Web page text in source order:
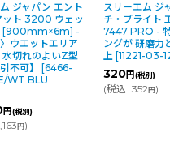
ジャパン エント
ット 3200 ウェッ
[900mm×6m] -
〉ウエットエリア
水切れのよいZ型
不可】
[6466-
WT BLU
円(税別)
円)
スリーエム ジ
チ・ブライト
7447 PRO -
ングが 研磨力
上 [11221-03-
320円(税別)
(税込: 352円)